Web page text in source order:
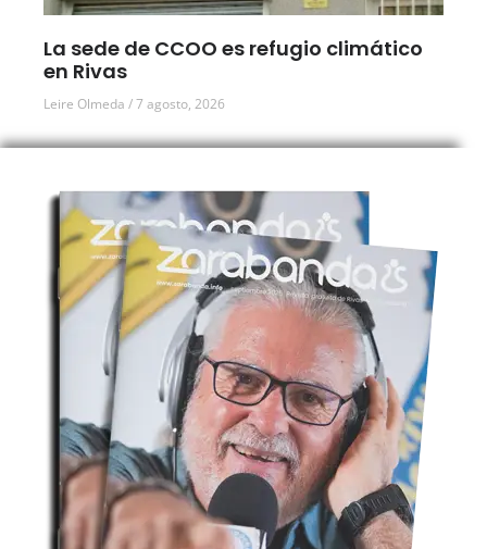
La sede de CCOO es refugio climático
en Rivas
Leire Olmeda 7 agosto, 2026